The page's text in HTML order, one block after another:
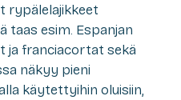
rypälelajikkeet
taas esim. Espanjan
ja franciacortat sekä
näkyy pieni
käytettyihin oluisiin,